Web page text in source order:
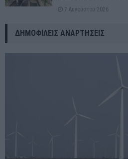
7 Αυγούστου 2026
ΔΗΜΟΦΙΛΕΊΣ ΑΝΑΡΤΉΣΕΙΣ